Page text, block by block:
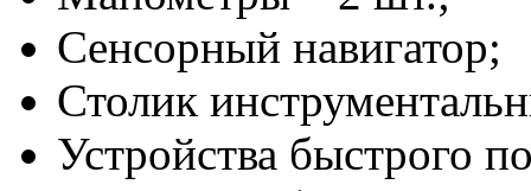
Сенсорный навигатор;
Столик
Устройства быстрого